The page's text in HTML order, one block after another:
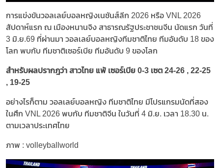
การแข่งขันวอลเลย์บอลหญิงเนชันส์ลีก 2026 หรือ VNL 2026
สัปดาห์แรก ณ เมืองหนานจิง สาธารณรัฐประชาชนจีน นัดแรก วันที่
3 มิ.ย.69 ที่ผ่านมา วอลเลย์บอลหญิงทีมชาติไทย ทีมอันดับ 18 ของ
โลก พบกับ ทีมชาติเซอร์เบีย ทีมอันดับ 9 ของโลก
สำหรับผลปรากฎว่า สาวไทย แพ้ เซอร์เบีย 0-3 เซต 24-26 , 22-25
, 19-25
อย่างไรก็ตาม วอลเลย์บอลหญิง ทีมชาติไทย มีโปรแกรมนัดที่สอง
ในศึก VNL 2026 พบกับ ทีมชาติจีน ในวันที่ 4 มิ.ย. เวลา 18.30 น.
ตามเวลาประเทศไทย
ภาพ : volleyballworld